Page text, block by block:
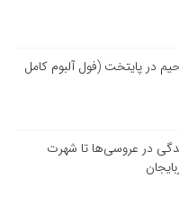
در پایتخت (فول آلبوم کامل
در عروسی‌ها تا شهرت